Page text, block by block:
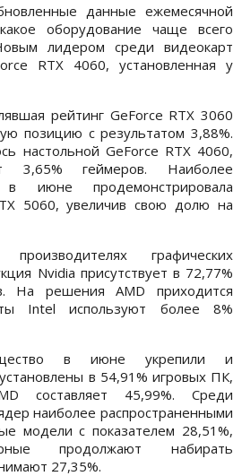
данные ежемесячной
оборудование чаще всего
лидером среди видеокарт
RTX 4060, установленная у
рейтинг GeForce RTX 3060
позицию с результатом 3,88%.
настольной GeForce RTX 4060,
3,65% геймеров. Наиболее
июне продемонстрировала
5060, увеличив свою долю на
графических
Nvidia присутствует в 72,77%
На решения AMD приходится
Intel используют более 8%
в июне укрепили и
в 54,91% игровых ПК,
составляет 45,99%. Среди
наиболее распространенными
модели с показателем 28,51%,
продолжают набирать
27,35%.